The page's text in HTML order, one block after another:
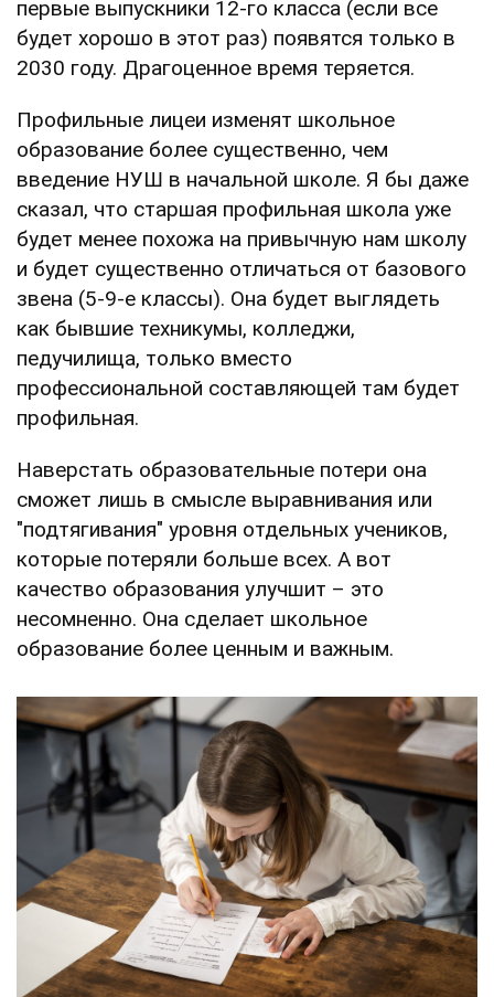
первые выпускники 12-го класса (если все
будет хорошо в этот раз) появятся только в
2030 году. Драгоценное время теряется.
Профильные лицеи изменят школьное
образование более существенно, чем
введение НУШ в начальной школе. Я бы даже
сказал, что старшая профильная школа уже
будет менее похожа на привычную нам школу
и будет существенно отличаться от базового
звена (5-9-е классы). Она будет выглядеть
как бывшие техникумы, колледжи,
педучилища, только вместо
профессиональной составляющей там будет
профильная.
Наверстать образовательные потери она
сможет лишь в смысле выравнивания или
"подтягивания" уровня отдельных учеников,
которые потеряли больше всех. А вот
качество образования улучшит – это
несомненно. Она сделает школьное
образование более ценным и важным.